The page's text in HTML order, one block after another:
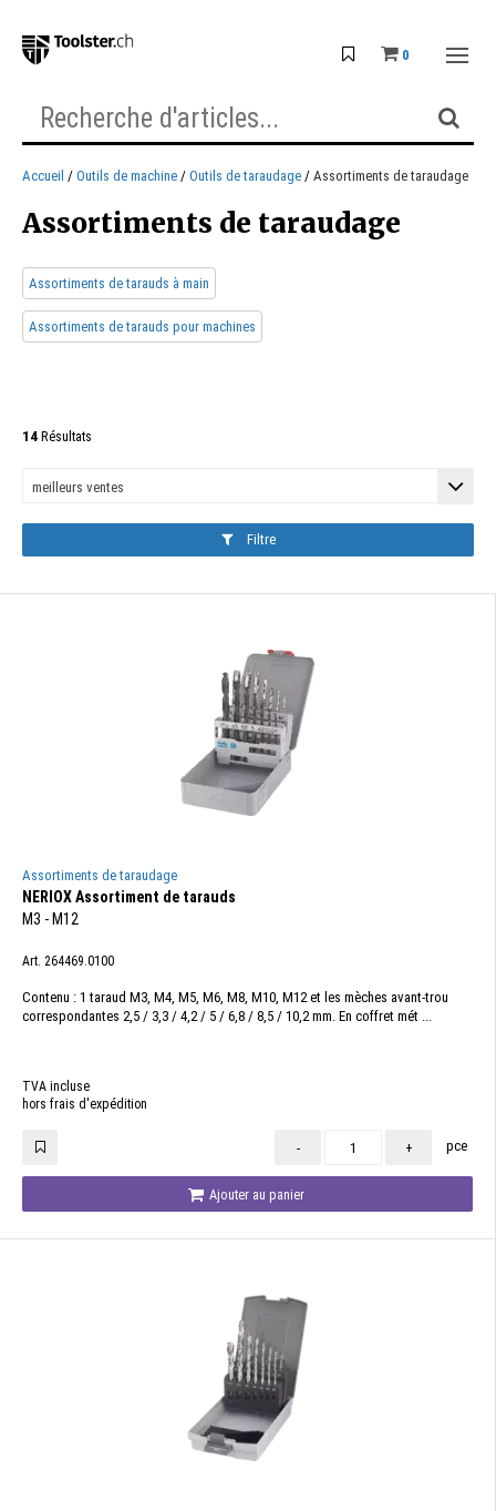
0
Accueil Outils de machine Outils de taraudage Assortiments de taraudage
Assortiments de taraudage
Assortiments de tarauds à main
Assortiments de tarauds pour machines
14 Résultats
Filtre
Assortiments de taraudage
NERIOX Assortiment de tarauds
M3 - M12
Art. 264469.0100
Contenu : 1 taraud M3, M4, M5, M6, M8, M10, M12 et les mèches avant-trou
correspondantes 2,5 / 3,3 / 4,2 / 5 / 6,8 / 8,5 / 10,2 mm. En coffret mét ...
TVA incluse
hors frais d'expédition
- + pce
Ajouter au panier